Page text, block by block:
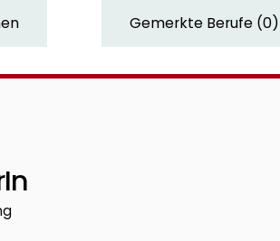
Gemerkte Berufe (0)